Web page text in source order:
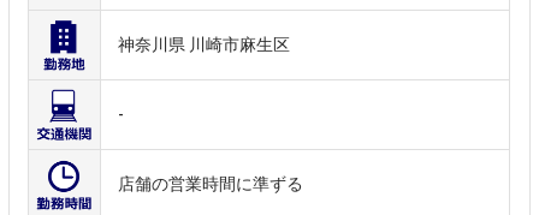
神奈川県 川崎市麻生区
-
店舗の営業時間に準ずる